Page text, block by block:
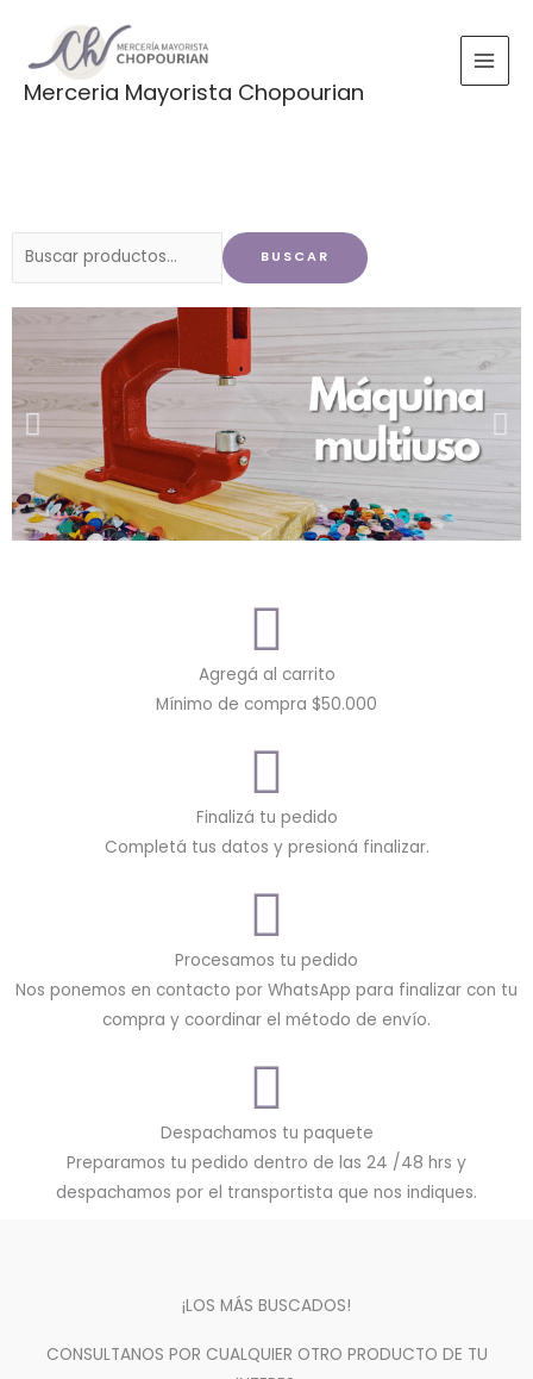
contenido
Merceria Mayorista Chopourian
Buscar
BUSCAR
Agregá al carrito
Mínimo de compra $50.000
Finalizá tu pedido
Completá tus datos y presioná finalizar.
Procesamos tu pedido
Nos ponemos en contacto por WhatsApp para finalizar con tu
compra y coordinar el método de envío.
Despachamos tu paquete
Preparamos tu pedido dentro de las 24 /48 hrs y
despachamos por el transportista que nos indiques.
¡LOS MÁS BUSCADOS!
CONSULTANOS POR CUALQUIER OTRO PRODUCTO DE TU